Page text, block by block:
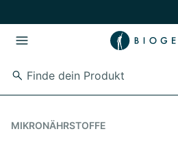
MIKRONÄHRSTOFFE